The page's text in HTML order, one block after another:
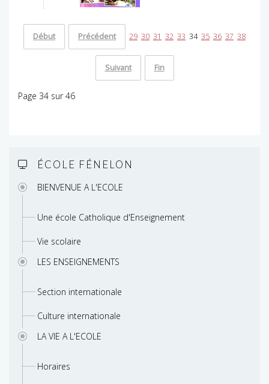
Début Précédent 29 30 31 32 33 34 35 36 37 38
Suivant Fin
Page 34 sur 46
ÉCOLE FÉNELON
BIENVENUE A L'ECOLE
Une école Catholique d'Enseignement
Vie scolaire
LES ENSEIGNEMENTS
Section internationale
Culture internationale
LA VIE A L'ECOLE
Horaires